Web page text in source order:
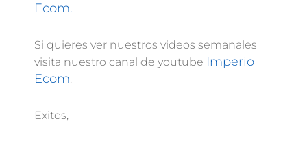
Ecom.
Si quieres ver nuestros videos semanales
visita nuestro canal de youtube Imperio
Ecom.
Exitos,